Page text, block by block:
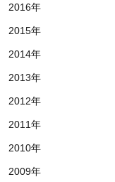
2016年
2015年
2014年
2013年
2012年
2011年
2010年
2009年